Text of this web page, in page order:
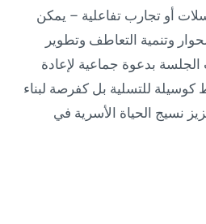
أو تجارب تفاعلية – يمكن
وتنمية التعاطف وتطوير
بدعوة جماعية لإعادة
للتسلية بل كفرصة لبناء
نسيج الحياة الأسرية في